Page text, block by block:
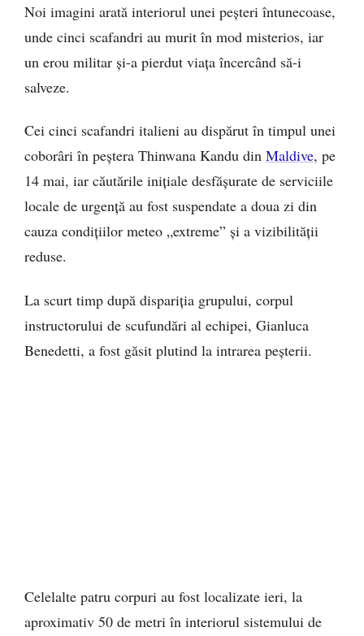
Noi imagini arată interiorul unei peșteri întunecoase,
unde cinci scafandri au murit în mod misterios, iar
un erou militar și-a pierdut viața încercând să-i
salveze.
Cei cinci scafandri italieni au dispărut în timpul unei
coborâri în peștera Thinwana Kandu din Maldive, pe
14 mai, iar căutările inițiale desfășurate de serviciile
locale de urgență au fost suspendate a doua zi din
cauza condițiilor meteo „extreme” și a vizibilității
reduse.
La scurt timp după dispariția grupului, corpul
instructorului de scufundări al echipei, Gianluca
Benedetti, a fost găsit plutind la intrarea peșterii.
Celelalte patru corpuri au fost localizate ieri, la
aproximativ 50 de metri în interiorul sistemului de